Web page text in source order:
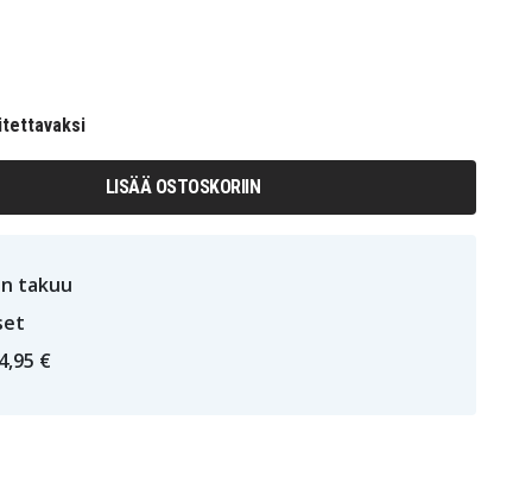
LISÄÄ OSTOSKORIIN
takuu
€